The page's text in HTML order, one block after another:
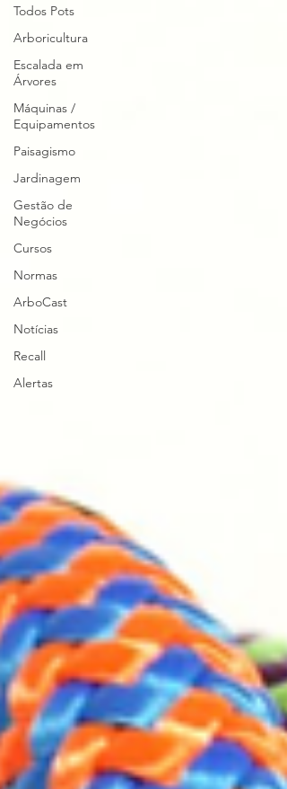
Todos Pots
Arboricultura
Escalada em
Árvores
Máquinas /
Equipamentos
Paisagismo
Jardinagem
Gestão de
Negócios
Cursos
Normas
ArboCast
Notícias
Recall
Alertas